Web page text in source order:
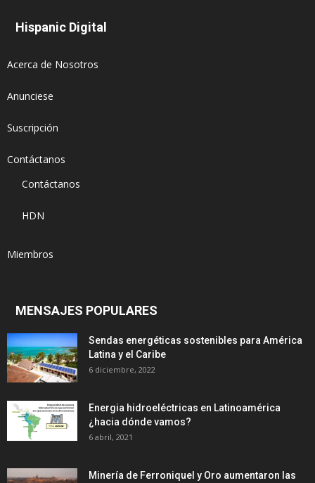
Hispanic Digital
Acerca de Nosotros
Anunciese
Suscripción
Contáctanos
Contáctanos
HDN
Miembros
MENSAJES POPULARES
Sendas energéticas sostenibles para América
Latina y el Caribe
6 diciembre, 2022
Energia hidroeléctricas en Latinoamérica
¿hacia dónde vamos?
6 abril, 2021
Minería de Ferroniquel y Oro aumentaron las